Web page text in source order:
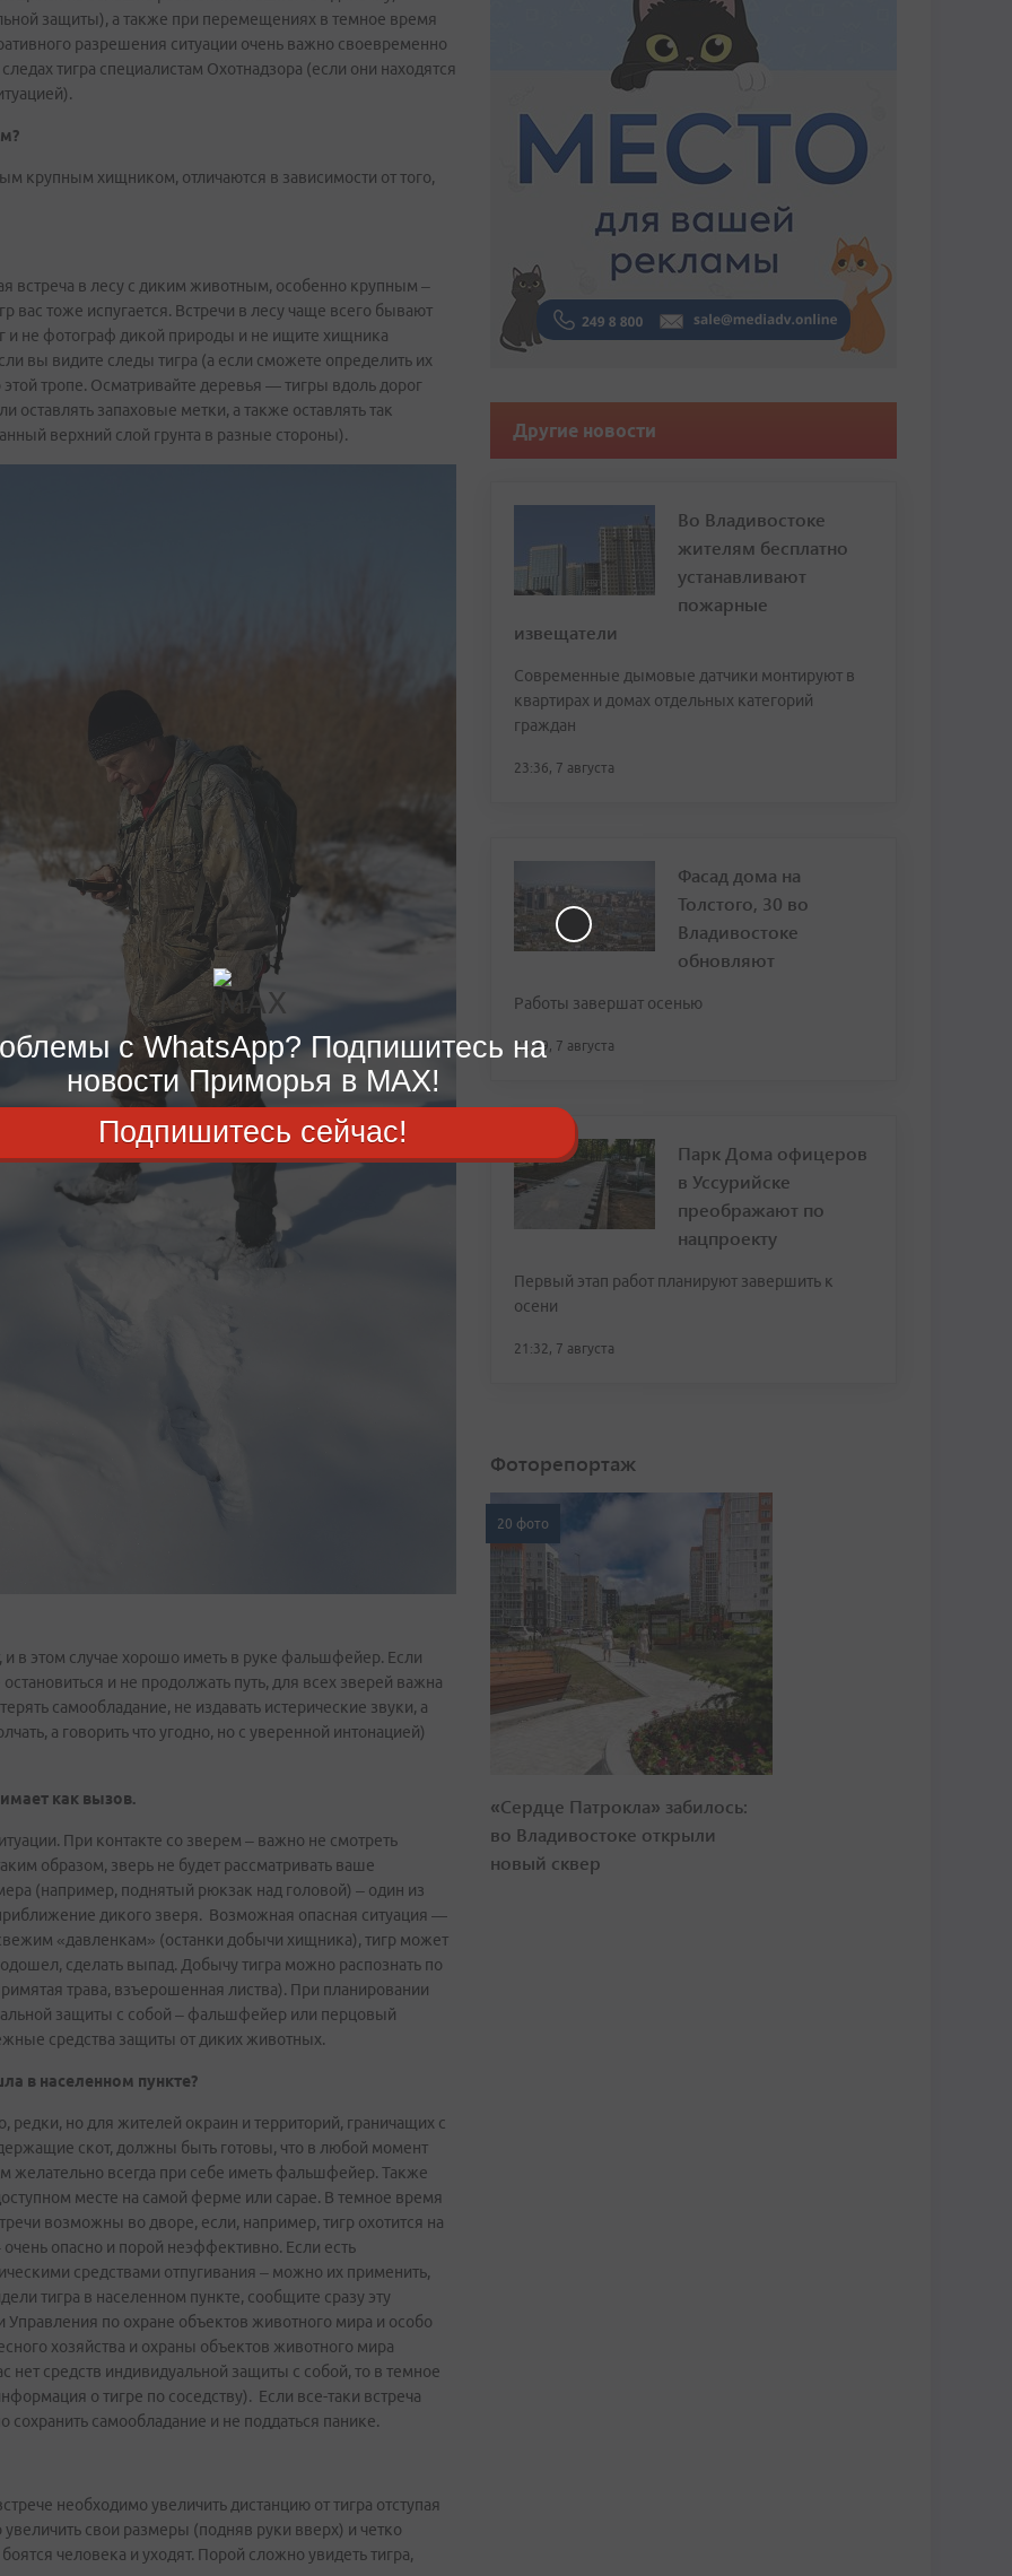
защиты), а также при перемещениях в темное время
разрешения ситуации очень важно своевременно
тигра специалистам Охотнадзора (если они находятся
крупным хищником, отличаются в зависимости от того,
встреча в лесу с диким животным, особенно крупным –
вас тоже испугается. Встречи в лесу чаще всего бывают
и не фотограф дикой природы и не ищите хищника
вы видите следы тигра (а если сможете определить их
тропе. Осматривайте деревья — тигры вдоль дорог
оставлять запаховые метки, а также оставлять так
верхний слой грунта в разные стороны).
и в этом случае хорошо иметь в руке фальшфейер. Если
и не продолжать путь, для всех зверей важна
самообладание, не издавать истерические звуки, а
а говорить что угодно, но с уверенной интонацией)
как вызов.
При контакте со зверем – важно не смотреть
образом, зверь не будет рассматривать ваше
(например, поднятый рюкзак над головой) – один из
дикого зверя. Возможная опасная ситуация —
«давленкам» (останки добычи хищника), тигр может
сделать выпад. Добычу тигра можно распознать по
трава, взъерошенная листва). При планировании
защиты с собой – фальшфейер или перцовый
средства защиты от диких животных.
в населенном пункте?
редки, но для жителей окраин и территорий, граничащих с
скот, должны быть готовы, что в любой момент
желательно всегда при себе иметь фальшфейер. Также
месте на самой ферме или сарае. В темное время
возможны во дворе, если, например, тигр охотится на
опасно и порой неэффективно. Если есть
средствами отпугивания – можно их применить,
тигра в населенном пункте, сообщите сразу эту
по охране объектов животного мира и особо
хозяйства и охраны объектов животного мира
нет средств индивидуальной защиты с собой, то в темное
о тигре по соседству). Если все-таки встреча
самообладание и не поддаться панике.
необходимо увеличить дистанцию от тигра отступая
свои размеры (подняв руки вверх) и четко
человека и уходят. Порой сложно увидеть тигра,
Другие новости
Во Владивостоке
жителям бесплатно
устанавливают
пожарные
извещатели
Современные дымовые датчики монтируют в
квартирах и домах отдельных категорий
граждан
23:36, 7 августа
Фасад дома на
Толстого, 30 во
Владивостоке
обновляют
Работы завершат осенью
22:29, 7 августа
Парк Дома офицеров
в Уссурийске
преображают по
нацпроекту
Первый этап работ планируют завершить к
осени
21:32, 7 августа
Фоторепортаж
20 фото
«Сердце Патрокла» забилось:
во Владивостоке открыли
новый сквер
с WhatsApp? Подпишитесь на
новости Приморья в MAX!
Подпишитесь сейчас!